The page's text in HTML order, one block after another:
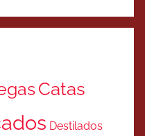
Catas
Destilados